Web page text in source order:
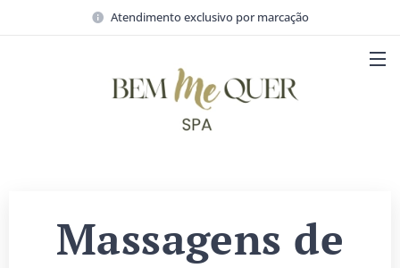
Atendimento exclusivo por marcação
Massagens de